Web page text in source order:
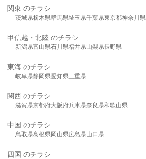
関東 のチラシ
茨城県栃木県群馬県埼玉県千葉県東京都神奈川県
甲信越・北陸 のチラシ
新潟県富山県石川県福井県山梨県長野県
東海 のチラシ
岐阜県静岡県愛知県三重県
関西 のチラシ
滋賀県京都府大阪府兵庫県奈良県和歌山県
中国 のチラシ
鳥取県島根県岡山県広島県山口県
四国 のチラシ